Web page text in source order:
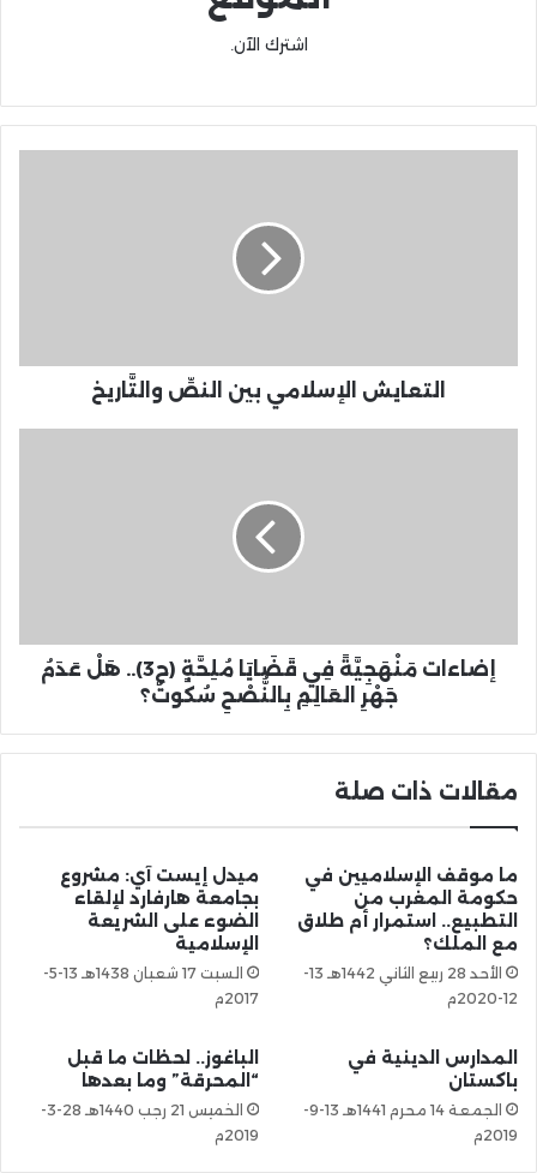
اشترك الآن.
التعايش الإسلامي بين النصِّ والتَّاريخ
إضاءات مَنْهَجِيَّةً فِي قَضَايَا مُلِحَّةٍ (ح3).. هَلْ عَدَمُ
جَهْرِ العَالِمِ بِالنُّصْحِ سُكُوتٌ؟
مقالات ذات صلة
ما موقف الإسلاميين في
حكومة المغرب من
التطبيع.. استمرار أم طلاق
مع الملك؟
الأحد 28 ربيع الثاني 1442هـ 13-
12-2020م
ميدل إيست آي: مشروع
بجامعة هارفارد لإلقاء
الضوء على الشريعة
الإسلامية
السبت 17 شعبان 1438هـ 13-5-
2017م
المدارس الدينية في
باكستان
الجمعة 14 محرم 1441هـ 13-9-
2019م
الباغوز.. لحظات ما قبل
“المحرقة” وما بعدها
الخميس 21 رجب 1440هـ 28-3-
2019م